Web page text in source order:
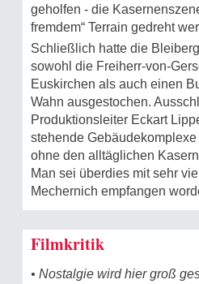
geholfen - die
fremdem“ Terrain gedreht
Schließlich hatte die
sowohl die Freiherr-von-
Euskirchen als auch einen
Wahn ausgestochen.
Produktionsleiter Eckart
stehende
ohne den alltäglichen
Man sei überdies mit sehr
Mechernich empfangen
Filmkritik
• Nostalgie wird hier groß